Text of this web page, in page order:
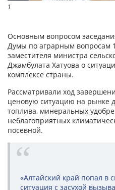
1
Основным вопросом
Думы по аграрным вопросам
заместителя министра
Джамбулата Хатуова о
комплексе страны.
Рассматривали ход
ценовую ситуацию на рынке
топлива, минеральных
неблагоприятных
посевной.
«Алтайский край попал в
ситуация с засухой